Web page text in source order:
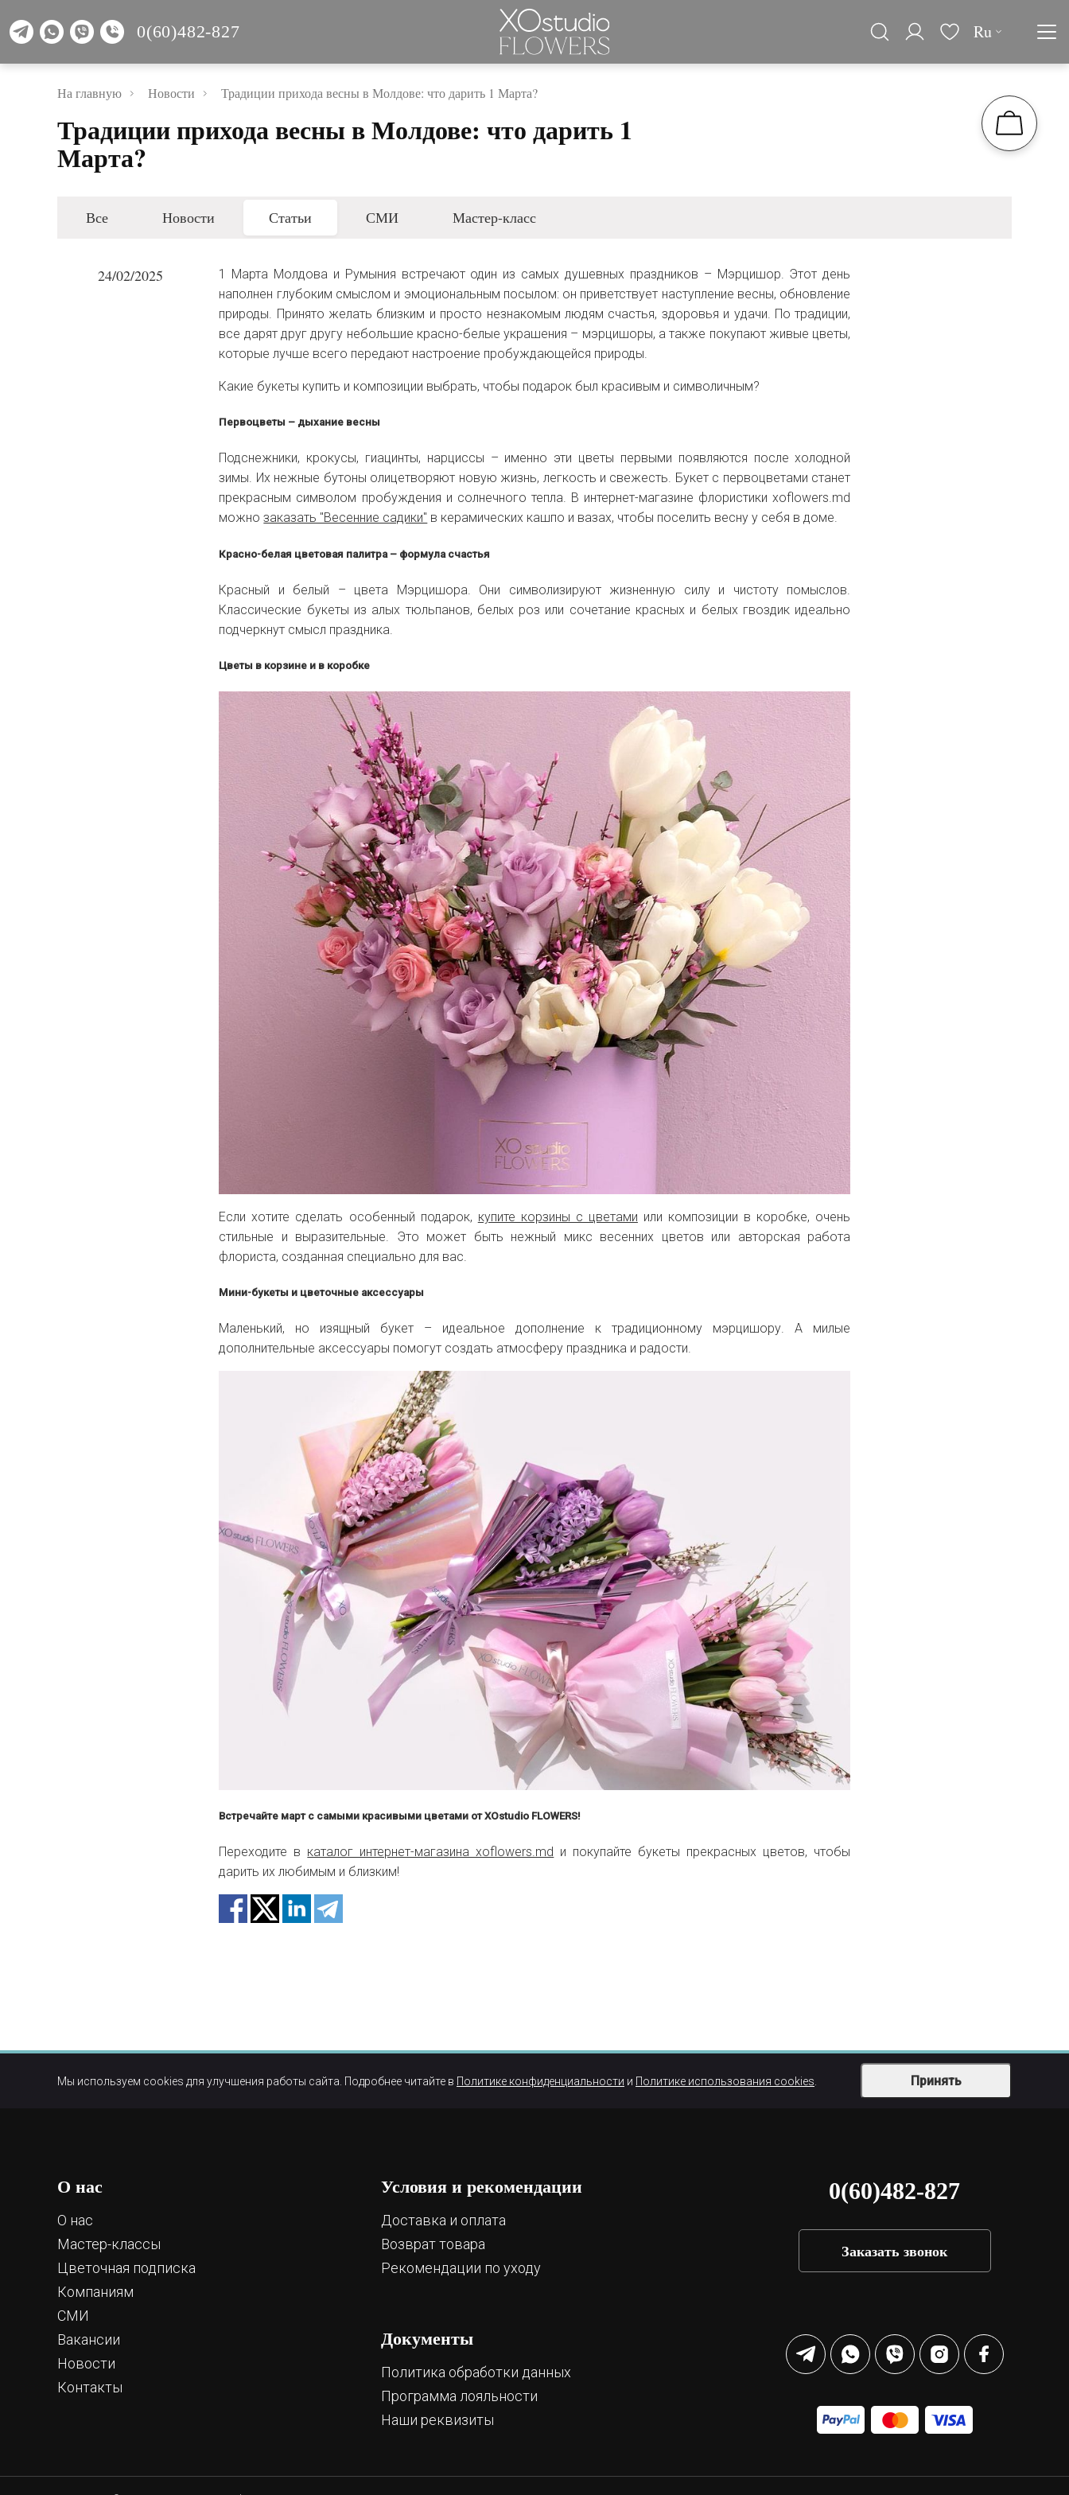
0(60)482-827 Ru
На главную Новости Традиции прихода весны в Молдове: что дарить 1 Марта?
Традиции прихода весны в Молдове: что дарить 1
Марта?
Все Новости Статьи СМИ Мастер-класс
24/02/2025
1 Марта Молдова и Румыния встречают один из самых душевных праздников – Мэрцишор. Этот день
наполнен глубоким смыслом и эмоциональным посылом: он приветствует наступление весны, обновление
природы. Принято желать близким и просто незнакомым людям счастья, здоровья и удачи. По традиции,
все дарят друг другу небольшие красно-белые украшения – мэрцишоры, а также покупают живые цветы,
которые лучше всего передают настроение пробуждающейся природы.
Какие букеты купить и композиции выбрать, чтобы подарок был красивым и символичным?
Первоцветы – дыхание весны
Подснежники, крокусы, гиацинты, нарциссы – именно эти цветы первыми появляются после холодной
зимы. Их нежные бутоны олицетворяют новую жизнь, легкость и свежесть. Букет с первоцветами станет
прекрасным символом пробуждения и солнечного тепла. В интернет-магазине флористики xoflowers.md
можнозаказать "Весенние садики" в керамических кашпо и вазах, чтобы поселить весну у себя в доме.
Красно-белая цветовая палитра – формула счастья
Красный и белый – цвета Мэрцишора. Они символизируют жизненную силу и чистоту помыслов.
Классические букеты из алых тюльпанов, белых роз или сочетание красных и белых гвоздик идеально
подчеркнут смысл праздника.
Цветы в корзине и в коробке
Если хотите сделать особенный подарок, купите корзины с цветами или композиции в коробке, очень
стильные и выразительные. Это может быть нежный микс весенних цветов или авторская работа
флориста, созданная специально для вас.
Мини-букеты и цветочные аксессуары
Маленький, но изящный букет – идеальное дополнение к традиционному мэрцишору. А милые
дополнительные аксессуары помогут создать атмосферу праздника и радости.
Встречайте март с самыми красивыми цветами от XOstudio FLOWERS!
Переходите в каталог интернет-магазина xoflowers.md и покупайте букеты прекрасных цветов, чтобы
дарить их любимым и близким!
Мы используем cookies для улучшения работы сайта. Подробнее читайте в Политике конфиденциальности и Политике использования cookies Принять
О нас
О нас
Мастер-классы
Цветочная подписка
Компаниям
СМИ
Вакансии
Новости
Контакты
Условия и рекомендации
Доставка и оплата
Возврат товара
Рекомендации по уходу
Документы
Политика обработки данных
Программа лояльности
Наши реквизиты
0(60)482-827
Заказать звонок